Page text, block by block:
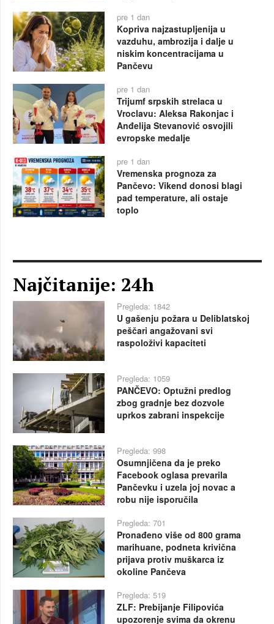
pre 1 dan
Kopriva najzastupljenija u
vazduhu, ambrozija i dalje u
niskim koncentracijama u
Pančevu
pre 1 dan
Trijumf srpskih strelaca u
Vroclavu: Aleksa Rakonjac i
Anđelija Stevanović osvojili
evropske medalje
pre 1 dan
Vremenska prognoza za
Pančevo: Vikend donosi blagi
pad temperature, ali ostaje
toplo
Najčitanije: 24h
Pregleda: 1842
U gašenju požara u Deliblatskoj
peščari angažovani svi
raspoloživi kapaciteti
Pregleda: 1059
PANČEVO: Optužni predlog
zbog gradnje bez dozvole
uprkos zabrani inspekcije
Pregleda: 998
Osumnjičena da je preko
Facebook oglasa prevarila
Pančevku i uzela joj novac a
robu nije isporučila
Pregleda: 701
Pronađeno više od 800 grama
marihuane, podneta krivična
prijava protiv muškarca iz
okoline Pančeva
Pregleda: 519
ZLF: Prebijanje Filipovića
upozorenje svima da okrenu